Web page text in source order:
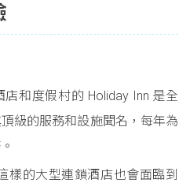
和度假村的 Holiday Inn 是全
級的服務和設施聞名，每年為
樣的大型連鎖酒店也會面臨到